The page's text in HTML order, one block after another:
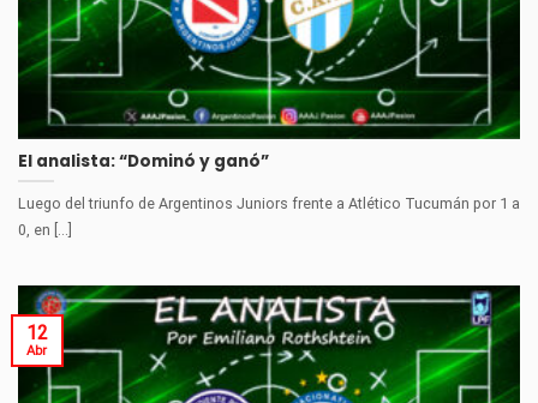
El analista: “Dominó y ganó”
Luego del triunfo de Argentinos Juniors frente a Atlético Tucumán por 1 a
0, en [...]
12
Abr